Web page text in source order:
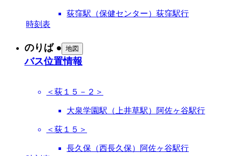
荻窪駅（保健センター）荻窪駅行
時刻表
のりば ● 地図
バス位置情報
＜荻１５－２＞
大泉学園駅（上井草駅）阿佐ヶ谷駅行
＜荻１５＞
長久保（西長久保）阿佐ヶ谷駅行